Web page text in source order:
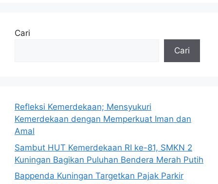
Cari
Cari
Refleksi Kemerdekaan; Mensyukuri
Kemerdekaan dengan Memperkuat Iman dan
Amal
Sambut HUT Kemerdekaan RI ke-81, SMKN 2
Kuningan Bagikan Puluhan Bendera Merah Putih
Bappenda Kuningan Targetkan Pajak Parkir